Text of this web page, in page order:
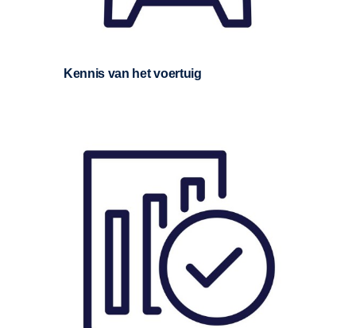
Kennis van het voertuig